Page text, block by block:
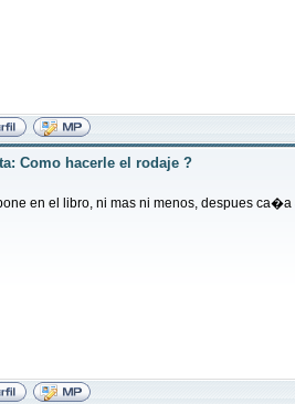
Como hacerle el rodaje ?
en el libro, ni mas ni menos, despues